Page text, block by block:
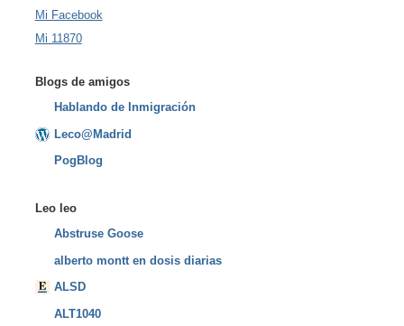
Mi Facebook
Mi 11870
Blogs de amigos
Hablando de Inmigración
Leco@Madrid
PogBlog
Leo leo
Abstruse Goose
alberto montt en dosis diarias
ALSD
ALT1040